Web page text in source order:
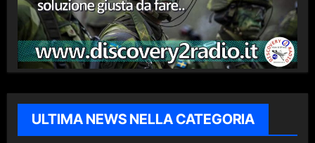
ULTIMA NEWS NELLA CATEGORIA